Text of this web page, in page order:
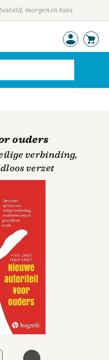
morgen in huis
ouders
verbinding,
verzet